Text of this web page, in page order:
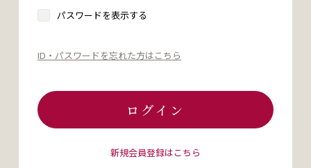
パスワードを表示する
ID・パスワードを忘れた方はこちら
ログイン
新規会員登録はこちら